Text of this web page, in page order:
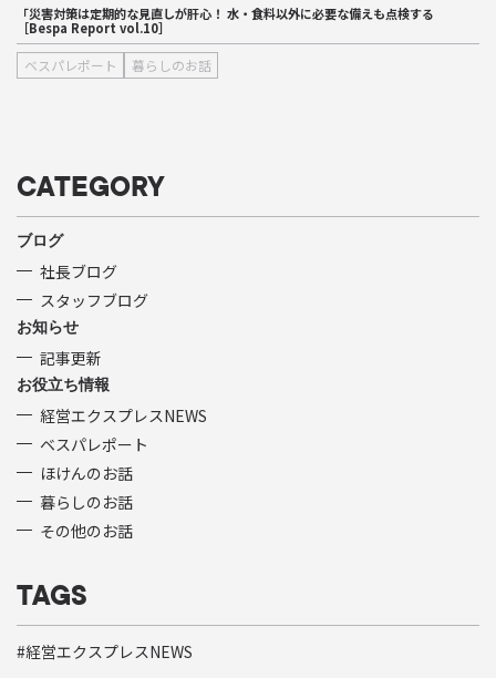
「災害対策は定期的な見直しが肝心！ 水・食料以外に必要な備えも点検する
［Bespa Report vol.10］
ベスパレポート 暮らしのお話
CATEGORY
ブログ
社長ブログ
スタッフブログ
お知らせ
記事更新
お役立ち情報
経営エクスプレスNEWS
ベスパレポート
ほけんのお話
暮らしのお話
その他のお話
TAGS
経営エクスプレスNEWS